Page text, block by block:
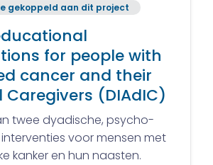
gekoppeld aan dit project
for people with
cancer and their
(DIAdIC)
twee dyadische, psycho-
voor mensen met
kanker en hun naasten.